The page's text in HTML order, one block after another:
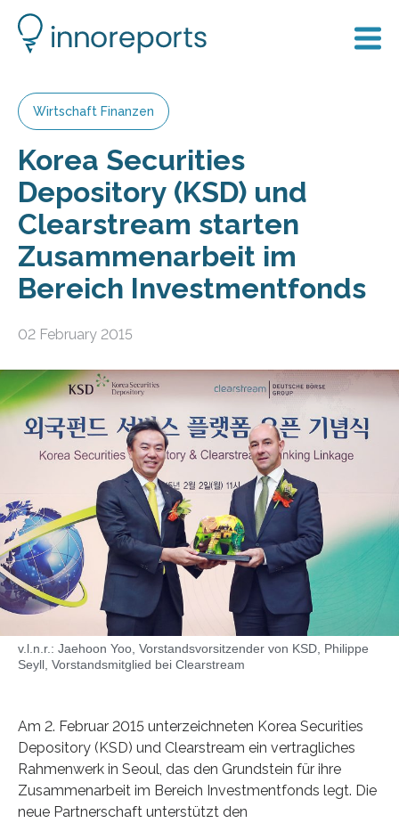
Wirtschaft Finanzen
Korea Securities
Depository (KSD) und
Clearstream starten
Zusammenarbeit im
Bereich Investmentfonds
02 February 2015
v.l.n.r.: Jaehoon Yoo, Vorstandsvorsitzender von KSD, Philippe
Seyll, Vorstandsmitglied bei Clearstream
Am 2. Februar 2015 unterzeichneten Korea Securities
Depository (KSD) und Clearstream ein vertragliches
Rahmenwerk in Seoul, das den Grundstein für ihre
Zusammenarbeit im Bereich Investmentfonds legt. Die
neue Partnerschaft unterstützt den